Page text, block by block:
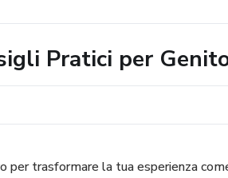
Pratici per
per trasformare la tua esperienza